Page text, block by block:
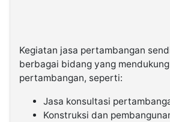
Kegiatan jasa pertambangan
berbagai bidang yang
pertambangan, seperti:
Jasa konsultasi
Konstruksi dan